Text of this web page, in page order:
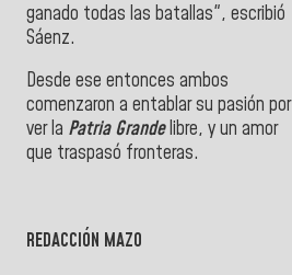
ganado todas las batallas", escribió
Sáenz.
Desde ese entonces ambos
comenzaron a entablar su pasión por
ver la Patria Grandelibre, y un amor
que traspasó fronteras.
REDACCIÓN MAZO